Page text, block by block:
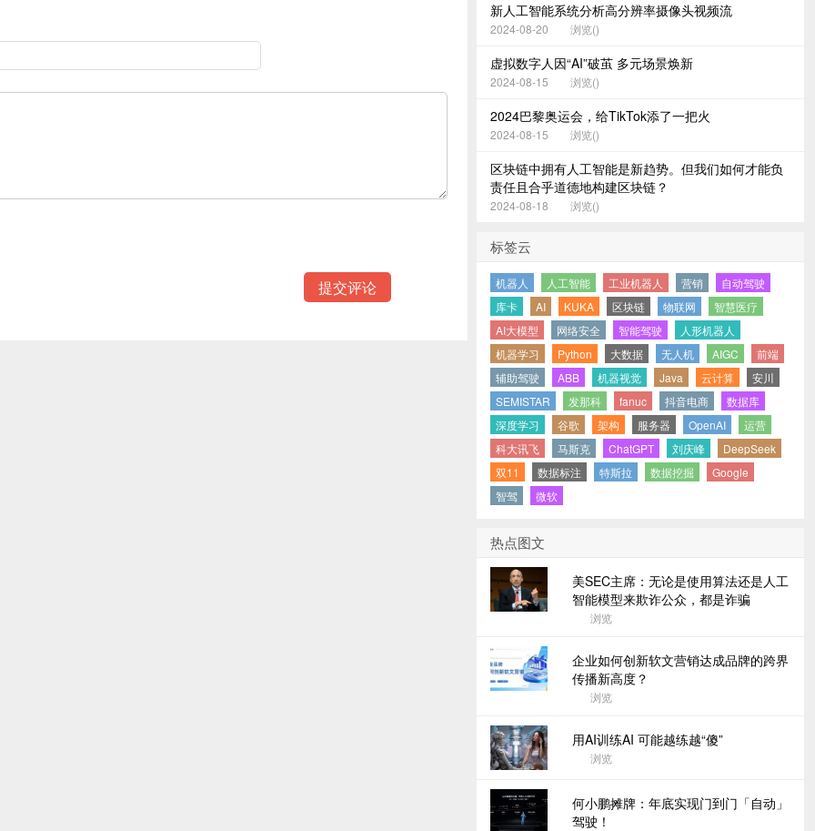
新人工智能系统分析高分辨率摄像头视频流
2024-08-20 浏览()
虚拟数字人因“AI”破茧 多元场景焕新
2024-08-15 浏览()
2024巴黎奥运会，给TikTok添了一把火
2024-08-15 浏览()
区块链中拥有人工智能是新趋势。但我们如何才能负
责任且合乎道德地构建区块链？
2024-08-18 浏览()
标签云
机器人 人工智能 工业机器人 营销
自动驾驶
库卡
AI KUKA 区块链 物联网
智慧医疗
AI大模型
网络安全 智能驾驶
人形机器人
机器学习
Python 大数据 无人机 AIGC
前端
辅助驾驶
ABB 机器视觉 Java 云计算
安川
SEMISTAR
发那科 fanuc 抖音电商
数据库
深度学习
谷歌 架构 服务器 OpenAI
运营
科大讯飞
马斯克 ChatGPT 刘庆峰
DeepSeek
双11
数据标注 特斯拉 数据挖掘
Google
智驾
微软
热点图文
美SEC主席：无论是使用算法还是人工
智能模型来欺诈公众，都是诈骗
浏览
企业如何创新软文营销达成品牌的跨界
传播新高度？
浏览
用AI训练AI 可能越练越“傻”
浏览
何小鹏摊牌：年底实现门到门「自动」
驾驶！